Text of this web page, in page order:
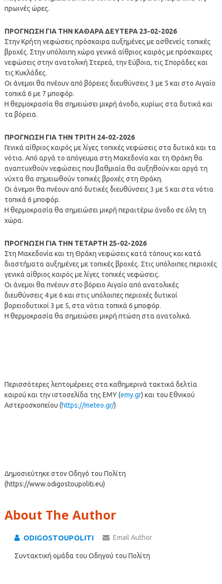
πρωινές ώρες.
ΠΡΟΓΝΩΣΗ ΓΙΑ ΤΗΝ ΚΑΘΑΡΑ ΔΕΥΤΕΡΑ 23-02-2026
Στην Κρήτη νεφώσεις πρόσκαιρα αυξημένες με ασθενείς τοπικές
βροχές. Στην υπόλοιπη χώρα γενικά αίθριος καιρός με πρόσκαιρες
νεφώσεις στην ανατολική Στερεά, την Εύβοια, τις Σποράδες και
τις Κυκλάδες.
Οι άνεμοι θα πνέουν από βόρειες διευθύνσεις 3 με 5 και στο Αιγαίο
τοπικά 6 με 7 μποφόρ.
Η θερμοκρασία θα σημειώσει μικρή άνοδο, κυρίως στα δυτικά και
τα βόρεια.
ΠΡΟΓΝΩΣΗ ΓΙΑ ΤΗΝ ΤΡΙΤΗ 24-02-2026
Γενικά αίθριος καιρός με λίγες τοπικές νεφώσεις στα δυτικά και τα
νότια. Από αργά το απόγευμα στη Μακεδονία και τη Θράκη θα
αναπτυχθούν νεφώσεις που βαθμιαία θα αυξηθούν και αργά τη
νύχτα θα σημειωθούν τοπικές βροχές στη Θράκη.
Οι άνεμοι θα πνέουν από δυτικές διευθύνσεις 3 με 5 και στα νότια
τοπικά 6 μποφόρ.
Η θερμοκρασία θα σημειώσει μικρή περαιτέρω άνοδο σε όλη τη
χώρα.
ΠΡΟΓΝΩΣΗ ΓΙΑ ΤΗΝ ΤΕΤΑΡΤΗ 25-02-2026
Στη Μακεδονία και τη Θράκη νεφώσεις κατά τόπους και κατά
διαστήματα αυξημένες με τοπικές βροχές. Στις υπόλοιπες περιοχές
γενικά αίθριος καιρός με λίγες τοπικές νεφώσεις.
Οι άνεμοι θα πνέουν στο βόρειο Αιγαίο από ανατολικές
διευθύνσεις 4 με 6 και στις υπόλοιπες περιοχές δυτικοί
βορειοδυτικοί 3 με 5, στα νότια τοπικά 6 μποφόρ.
Η θερμοκρασία θα σημειώσει μικρή πτώση στα ανατολικά.
Περισσότερες λεπτομέρειες στα καθημερινά τακτικά δελτία
καιρού και την ιστοσελίδα της ΕΜΥ (emy.gr) και του Εθνικού
Αστεροσκοπείου (https://meteo.gr/)
Δημοσιεύτηκε στον Οδηγό του Πολίτη
(https://www.odigostoupoliti.eu)
About The Author
ODIGOSTOUPOLITI Email Author
Συντακτική ομάδα του Οδηγού του Πολίτη